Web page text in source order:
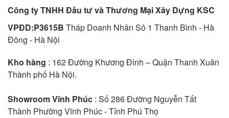
Công ty TNHH Đầu tư và Thương Mại Xây Dựng KSC
VPĐD:P3615B Tháp Doanh Nhân Sô 1 Thanh Bình - Hà
Đông - Hà Nội
Kho hàng : 162 Đường Khương Đình – Quận Thanh Xuân
Thành phố Hà Nội.
Showroom Vĩnh Phúc : Số 286 Đường Nguyễn Tất
Thành Phường Vĩnh Phúc - Tỉnh Phú Thọ